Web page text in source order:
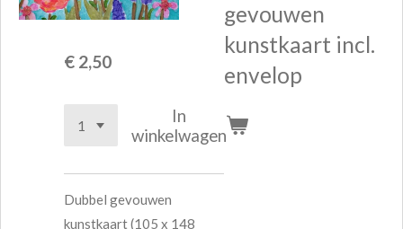
gevouwen
kunstkaart incl.
envelop
€ 2,50
In
winkelwagen
Dubbel gevouwen
kunstkaart (105 x 148